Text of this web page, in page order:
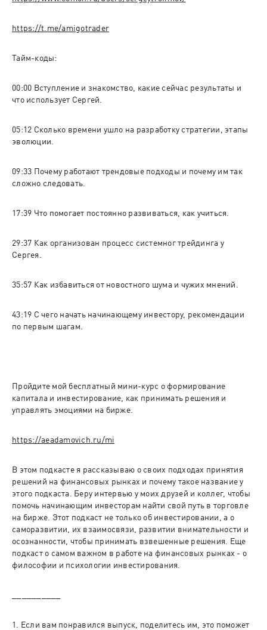
00:00 Вступление и знакомство, какие сейчас результаты и
05:12 Сколько времени ушло на разработку стратегии, этапы
09:33 Почему работают трендовые подходы и почему им так
29:37 Как организован процесс системног трейдинга у
Сергея.
35:57 Как избавиться от новостного шума и чужих мнений.
43:19 С чего начать начинающему инвестору, рекомендации
Пройдите мой бесплатный мини-курс о формирование
капитала и инвестирование, как принимать решения и
В этом подкасте я рассказываю о своих подходах принятия
решений на финансовых рынках и почему такое название у
этого подкаста. Беру интервью у моих друзей и коллег, чтобы
помочь начинающим инвесторам найти свой путь в торговле
на бирже. Этот подкаст не только об инвестировании, а о
саморазвитии, их взаимосвязи, развитии внимательности и
осознанности, чтобы принимать взвешенные решения. Еще
подкаст о самом важном в работе на финансовых рынках - о
1. Если вам понравился выпуск, поделитесь им, это поможет